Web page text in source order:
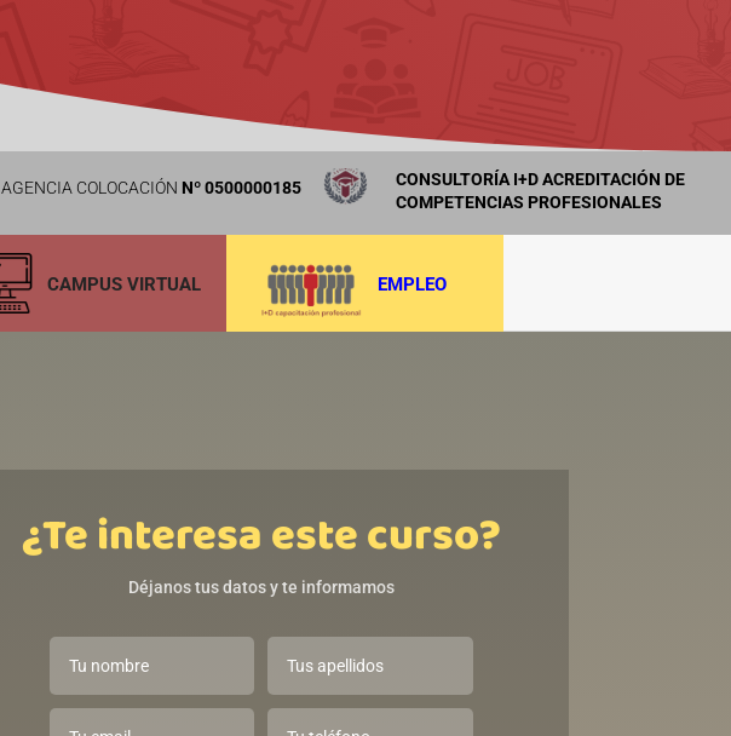
AGENCIA COLOCACIÓN Nº 0500000185
CONSULTORÍA I+D ACREDITACIÓN DE
COMPETENCIAS PROFESIONALES
EMPLEO
CAMPUS VIRTUAL
¿Te interesa este curso?
Déjanos tus datos y te informamos